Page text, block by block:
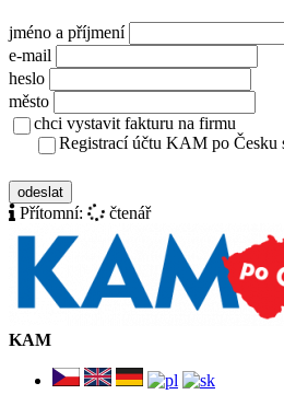
jméno a příjmení
e-mail
heslo
město
chci vystavit fakturu na firmu
Registrací účtu KAM po Česku
odeslat
Přítomní: čtenář
KAM